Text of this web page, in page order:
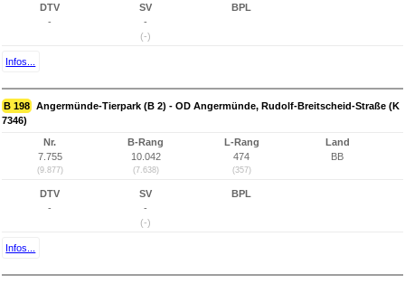
DTV
-
SV
-
(-)
BPL
Infos...
B 198 Angermünde-Tierpark (B 2) - OD Angermünde, Rudolf-Breitscheid-Straße (K
7346)
Nr.
7.755
(9.877)
B-Rang
10.042
(7.638)
L-Rang
474
(357)
Land
BB
DTV
-
SV
-
(-)
BPL
Infos...